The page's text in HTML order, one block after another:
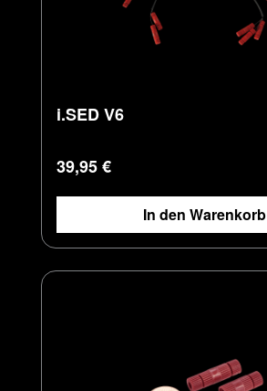
i.SED V6
Regulärer Preis:
39,95 €
In den Warenkorb